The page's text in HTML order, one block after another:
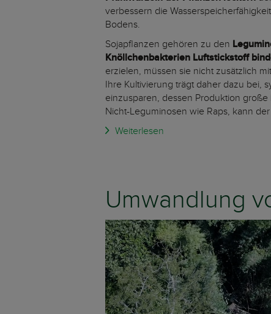
verbessern die
Bodens.
Sojapflanzen gehören zu den
Knöllchenbakterien Luftstickstoff
erzielen, müssen sie nicht zusätzlich
Ihre Kultivierung trägt daher dazu bei,
einzusparen, dessen Produktion
Nicht-Leguminosen wie Raps, kann
Weiterlesen
Umwandlung